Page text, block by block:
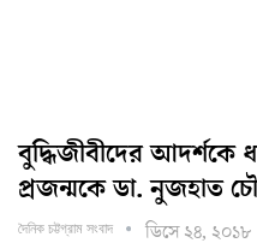
বুদ্ধিজীবীদের
প্রজন্মকে ডা. নুজহাত
দৈনিক চট্টগ্রাম সংবাদ ডিসে ২৪, ২০১৮